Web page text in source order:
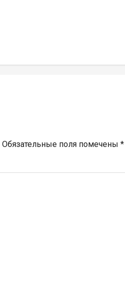
Обязательные поля помечены *